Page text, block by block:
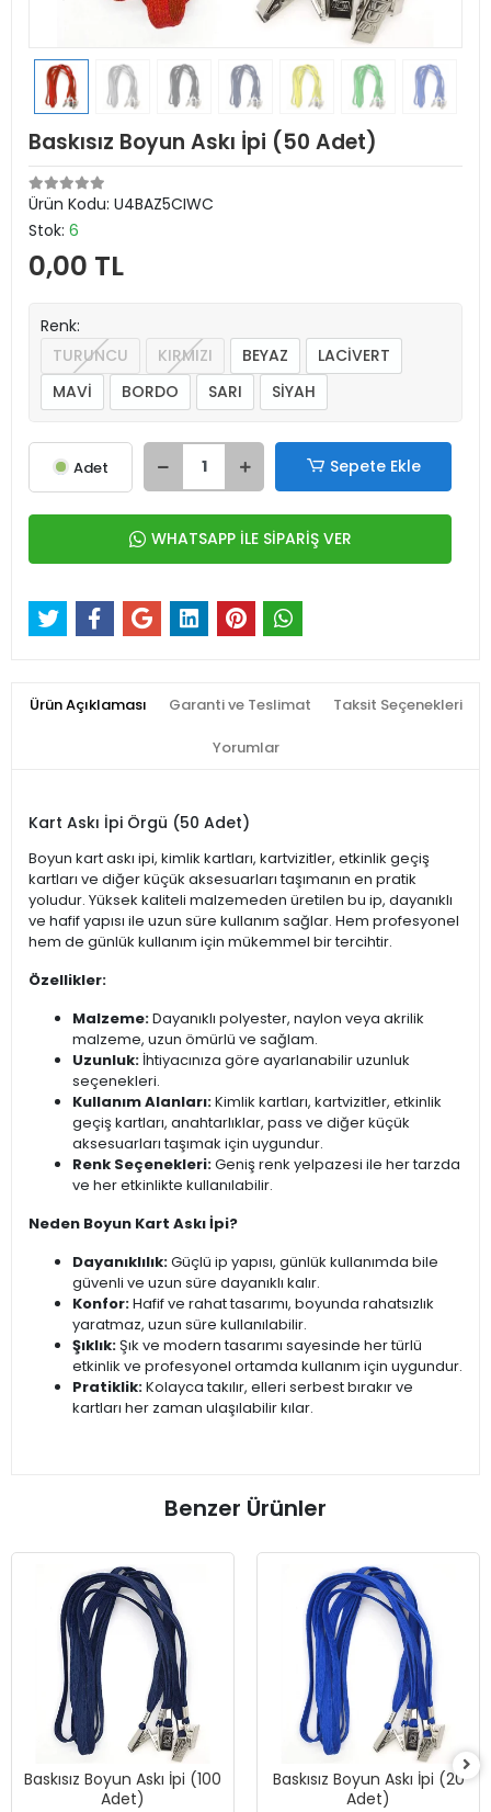
Baskısız Boyun Askı İpi (50 Adet)
Ürün Kodu: U4BAZ5CIWC
Stok: 6
0,00 TL
Renk:
TURUNCU
KIRMIZI BEYAZ
LACİVERT
MAVİ
BORDO SARI SİYAH
Adet Sepete Ekle
WHATSAPP İLE SİPARİŞ VER
Ürün Açıklaması Garanti ve Teslimat Taksit Seçenekleri
Yorumlar
Kart Askı İpi Örgü (50 Adet)
Boyun kart askı ipi, kimlik kartları, kartvizitler, etkinlik geçiş
kartları ve diğer küçük aksesuarları taşımanın en pratik
yoludur. Yüksek kaliteli malzemeden üretilen bu ip, dayanıklı
ve hafif yapısı ile uzun süre kullanım sağlar. Hem profesyonel
hem de günlük kullanım için mükemmel bir tercihtir.
Özellikler:
Malzeme:Dayanıklı polyester, naylon veya akrilik
malzeme, uzun ömürlü ve sağlam.
Uzunluk: İhtiyacınıza göre ayarlanabilir uzunluk
seçenekleri.
Kullanım Alanları:Kimlik kartları, kartvizitler, etkinlik
geçiş kartları, anahtarlıklar, pass ve diğer küçük
aksesuarları taşımak için uygundur.
Renk Seçenekleri:Geniş renk yelpazesi ile her tarzda
ve her etkinlikte kullanılabilir.
Neden Boyun Kart Askı İpi?
Dayanıklılık:Güçlü ip yapısı, günlük kullanımda bile
güvenli ve uzun süre dayanıklı kalır.
Konfor:Hafif ve rahat tasarımı, boyunda rahatsızlık
yaratmaz, uzun süre kullanılabilir.
Şıklık:Şık ve modern tasarımı sayesinde her türlü
etkinlik ve profesyonel ortamda kullanım için uygundur.
Pratiklik:Kolayca takılır, elleri serbest bırakır ve
kartları her zaman ulaşılabilir kılar.
Benzer Ürünler
Baskısız Boyun Askı İpi (100
Adet)
Baskısız Boyun Askı İpi (20
Adet)